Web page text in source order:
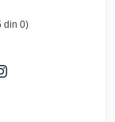
din 0)